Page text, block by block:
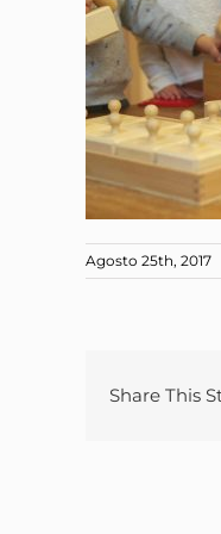
Agosto 25th, 2017
Share This